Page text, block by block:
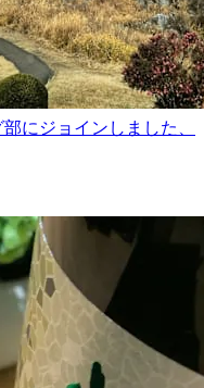
にジョインしました、